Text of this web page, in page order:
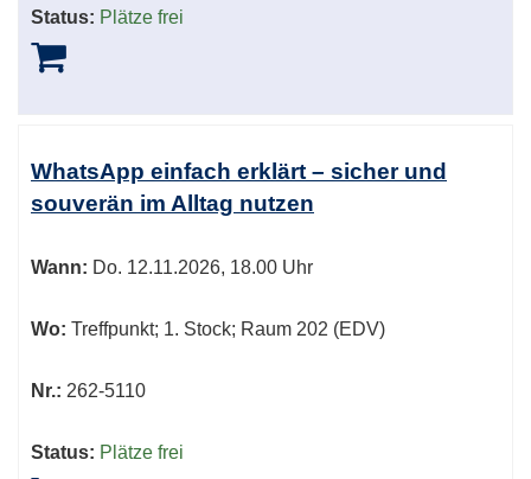
Status: Plätze frei
WhatsApp einfach erklärt – sicher und
souverän im Alltag nutzen
Wann: Do. 12.11.2026, 18.00 Uhr
Wo: Treffpunkt; 1. Stock; Raum 202 (EDV)
Nr.: 262-5110
Status: Plätze frei